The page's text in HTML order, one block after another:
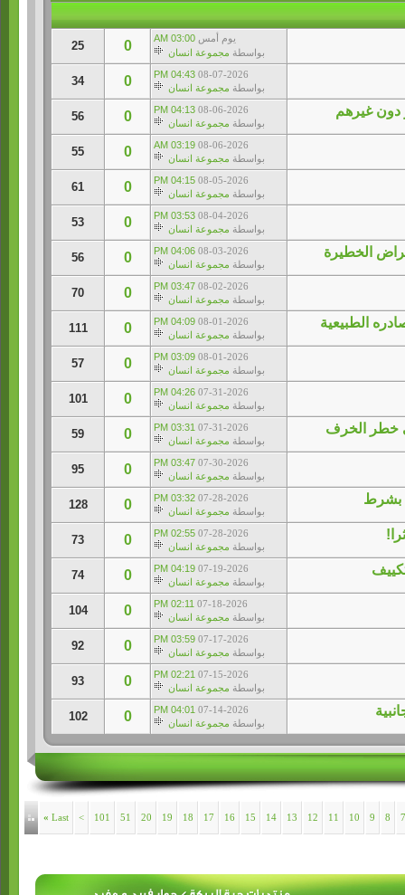
يوم أمس 03:00 AM
بواسطة مجموعة انسان 0
25
08-07-2026
04:43 PM
بواسطة مجموعة انسان 0
34
دون غيرهم 08-06-2026
04:13 PM
بواسطة مجموعة انسان 0
56
08-06-2026
03:19 AM
بواسطة مجموعة انسان 0
55
08-05-2026
04:15 PM
بواسطة مجموعة انسان 0
61
08-04-2026
03:53 PM
بواسطة مجموعة انسان 0
53
الخطيرة 08-03-2026
04:06 PM
بواسطة مجموعة انسان 0
56
08-02-2026
03:47 PM
بواسطة مجموعة انسان 0
70
08-01-2026
04:09 PM
بواسطة مجموعة انسان 0
111
08-01-2026
03:09 PM
بواسطة مجموعة انسان 0
57
07-31-2026
04:26 PM
بواسطة مجموعة انسان 0
101
خطر الخرف 07-31-2026
03:31 PM
بواسطة مجموعة انسان 0
59
07-30-2026
03:47 PM
بواسطة مجموعة انسان 0
95
07-28-2026
03:32 PM
بواسطة مجموعة انسان 0
128
07-28-2026
02:55 PM
بواسطة مجموعة انسان 0
73
07-19-2026
04:19 PM
بواسطة مجموعة انسان 0
74
07-18-2026
02:11 PM
بواسطة مجموعة انسان 0
104
07-17-2026
03:59 PM
بواسطة مجموعة انسان 0
92
07-15-2026
02:21 PM
بواسطة مجموعة انسان 0
93
07-14-2026
04:01 PM
بواسطة مجموعة انسان 0
102
7
8
9
10
11
12
13
14
15
16
17
18
19
20
51
101
>
Last
»